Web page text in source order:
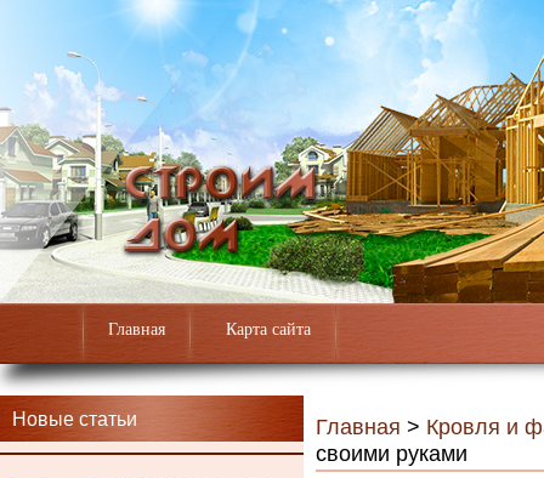
Главная Карта сайта
Новые статьи Главная > Кровля и
своими руками